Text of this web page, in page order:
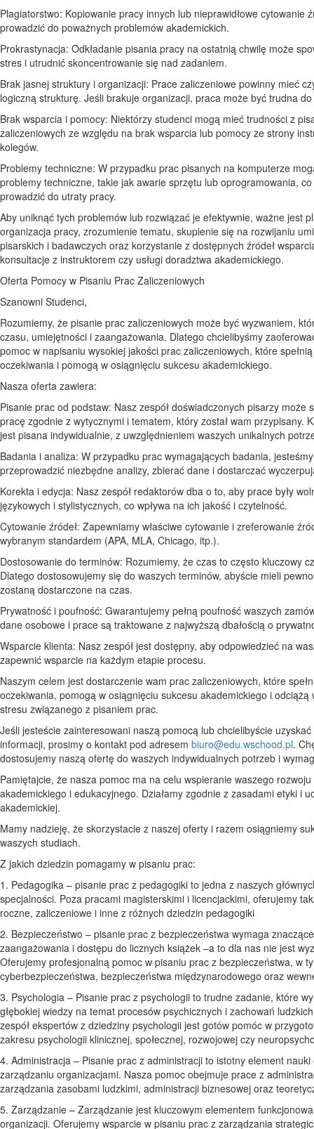
Plagiatorstwo: Kopiowanie pracy innych lub nieprawidłowe cytowanie
prowadzić do poważnych problemów akademickich.
Prokrastynacja: Odkładanie pisania pracy na ostatnią chwilę może
stres i utrudnić skoncentrowanie się nad zadaniem.
Brak jasnej struktury i organizacji: Prace zaliczeniowe powinny mieć
logiczną strukturę. Jeśli brakuje organizacji, praca może być trudna
Brak wsparcia i pomocy: Niektórzy studenci mogą mieć trudności z
zaliczeniowych ze względu na brak wsparcia lub pomocy ze strony
kolegów.
Problemy techniczne: W przypadku prac pisanych na komputerze
problemy techniczne, takie jak awarie sprzętu lub oprogramowania,
prowadzić do utraty pracy.
Aby uniknąć tych problemów lub rozwiązać je efektywnie, ważne jest
organizacja pracy, zrozumienie tematu, skupienie się na rozwijaniu
pisarskich i badawczych oraz korzystanie z dostępnych źródeł
konsultacje z instruktorem czy usługi doradztwa akademickiego.
Oferta Pomocy w Pisaniu Prac Zaliczeniowych
Szanowni Studenci,
Rozumiemy, że pisanie prac zaliczeniowych może być wyzwaniem,
czasu, umiejętności i zaangażowania. Dlatego chcielibyśmy
pomoc w napisaniu wysokiej jakości prac zaliczeniowych, które
oczekiwania i pomogą w osiągnięciu sukcesu akademickiego.
Nasza oferta zawiera:
Pisanie prac od podstaw: Nasz zespół doświadczonych pisarzy może
pracę zgodnie z wytycznymi i tematem, który został wam przypisany.
jest pisana indywidualnie, z uwzględnieniem waszych unikalnych
Badania i analiza: W przypadku prac wymagających badania,
przeprowadzić niezbędne analizy, zbierać dane i dostarczać
Korekta i edycja: Nasz zespół redaktorów dba o to, aby prace były
językowych i stylistycznych, co wpływa na ich jakość i czytelność.
Cytowanie źródeł: Zapewniamy właściwe cytowanie i zreferowanie
wybranym standardem (APA, MLA, Chicago, itp.).
Dostosowanie do terminów: Rozumiemy, że czas to często kluczowy
Dlatego dostosowujemy się do waszych terminów, abyście mieli
zostaną dostarczone na czas.
Prywatność i poufność: Gwarantujemy pełną poufność waszych
dane osobowe i prace są traktowane z najwyższą dbałością o
Wsparcie klienta: Nasz zespół jest dostępny, aby odpowiedzieć na
zapewnić wsparcie na każdym etapie procesu.
Naszym celem jest dostarczenie wam prac zaliczeniowych, które
oczekiwania, pomogą w osiągnięciu sukcesu akademickiego i odciążą
stresu związanego z pisaniem prac.
Jeśli jesteście zainteresowani naszą pomocą lub chcielibyście uzyskać
informacji, prosimy o kontakt pod adresem biuro@edu.wschood.pl.
dostosujemy naszą ofertę do waszych indywidualnych potrzeb i
Pamiętajcie, że nasza pomoc ma na celu wspieranie waszego rozwoju
akademickiego i edukacyjnego. Działamy zgodnie z zasadami etyki i
akademickiej.
Mamy nadzieję, że skorzystacie z naszej oferty i razem osiągniemy
waszych studiach.
Z jakich dziedzin pomagamy w pisaniu prac:
1. Pedagogika – pisanie prac z pedagogiki to jedna z naszych
specjalności. Poza pracami magisterskimi i licencjackimi, oferujemy
roczne, zaliczeniowe i inne z różnych dziedzin pedagogiki
2. Bezpieczeństwo – pisanie prac z bezpieczeństwa wymaga
zaangażowania i dostępu do licznych książek –a to dla nas nie jest
Oferujemy profesjonalną pomoc w pisaniu prac z bezpieczeństwa, w
cyberbezpieczeństwa, bezpieczeństwa międzynarodowego oraz
3. Psychologia – Pisanie prac z psychologii to trudne zadanie, które
głębokiej wiedzy na temat procesów psychicznych i zachowań
zespół ekspertów z dziedziny psychologii jest gotów pomóc w
zakresu psychologii klinicznej, społecznej, rozwojowej czy
4. Administracja – Pisanie prac z administracji to istotny element nauki
zarządzaniu organizacjami. Nasza pomoc obejmuje prace z
zarządzania zasobami ludzkimi, administracji biznesowej oraz
5. Zarządzanie – Zarządzanie jest kluczowym elementem
organizacji. Oferujemy wsparcie w pisaniu prac z zarządzania